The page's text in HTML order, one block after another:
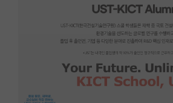
석박사 채용 정보 게시판
임용 정보 게시판
학부 인턴 게시판